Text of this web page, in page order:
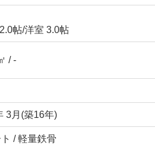
帖/洋室 3.0帖
/ -
3月(築16年)
/ 軽量鉄骨